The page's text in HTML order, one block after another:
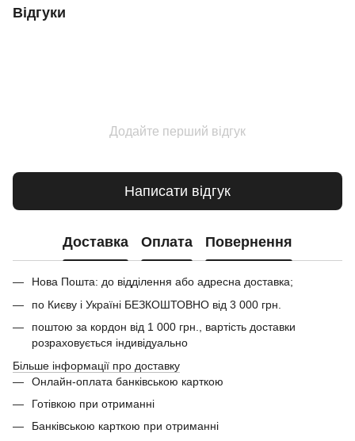
Відгуки
Додайте перший відгук
Написати відгук
Доставка Оплата Повернення
Нова Пошта: до відділення або адресна доставка;
по Києву і Україні БЕЗКОШТОВНО від 3 000 грн.
поштою за кордон від 1 000 грн., вартість доставки
розраховується індивідуально
Більше інформації про доставку
Онлайн-оплата банківською карткою
Готівкою при отриманні
Банківською карткою при отриманні